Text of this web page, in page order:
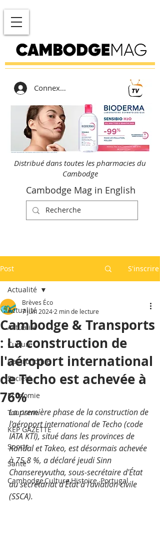
Connexion
Distribué dans toutes les pharmacies du
Cambodge
Cambodge Mag in English
Post S'inscrire
Actualité
Actualité
Culture
Gastronomie
Société
Economie
Tourisme
KEP GAZETTE
Sports
Santé
Cambodge,Culture,Histoire, Portugal
Actualité
Cambodge & Transports
: La construction de
l'aéroport international
de Techo est achevée à
76%
Brèves Éco
7 juin 2024 2 min de lecture
La première phase de la construction de
l'aéroport international de Techo (code
IATA KTI), situé dans les provinces de
Kandal et Takeo, est désormais achevée
à 75,8 %, a déclaré jeudi Sinn
Chansereyvutha, sous-secrétaire d'État
au secrétariat d'État à l'aviation civile
(SSCA).